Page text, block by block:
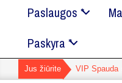
Naršymo
Meniu
Paslaugos *
Paskyra *
Jus žiūrite VIP Spauda